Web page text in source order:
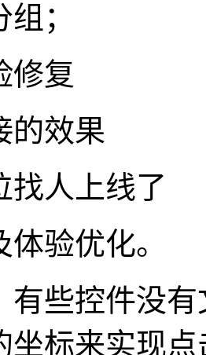
；
修复
的效果
找人上线了
验优化。
有些控件没
坐标来实现点